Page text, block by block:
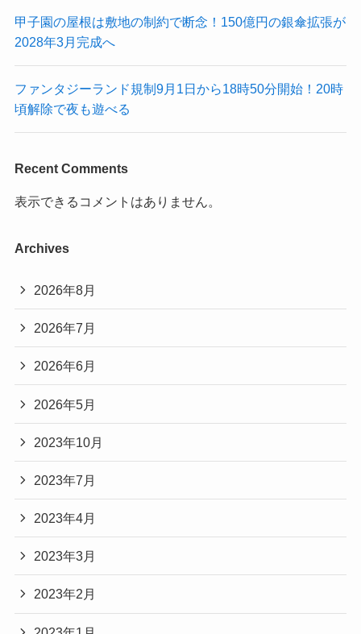
甲子園の屋根は敷地の制約で断念！150億円の銀傘拡張が
2028年3月完成へ
ファンタジーランド規制9月1日から18時50分開始！20時
頃解除で夜も遊べる
Recent Comments
表示できるコメントはありません。
Archives
2026年8月
2026年7月
2026年6月
2026年5月
2023年10月
2023年7月
2023年4月
2023年3月
2023年2月